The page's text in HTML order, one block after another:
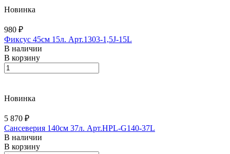
Новинка
980 ₽
Фиксус 45см 15л. Арт.1303-1,5J-15L
В наличии
В корзину
Новинка
5 870 ₽
Сансеверия 140см 37л. Арт.HPL-G140-37L
В наличии
В корзину